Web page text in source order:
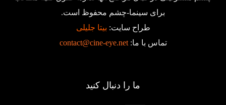
برای سینما-چشم محفوظ است.
طراح سایت: بیتا جلیلی
تماس با ما:contact@cine-eye.net
ما را دنبال کنید